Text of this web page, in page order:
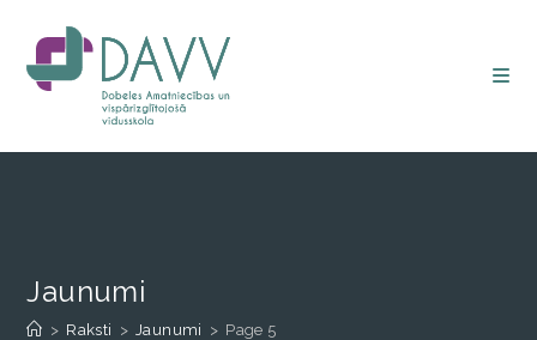
Jaunumi
> Raksti > Jaunumi > Page 5